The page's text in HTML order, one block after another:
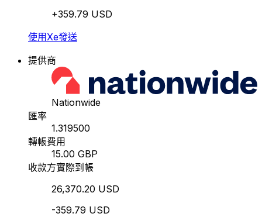
+359.79 USD
使用Xe發送
提供商
Nationwide
匯率
1.319500
轉帳費用
15.00 GBP
收款方實際到帳
26,370.20 USD
-359.79 USD